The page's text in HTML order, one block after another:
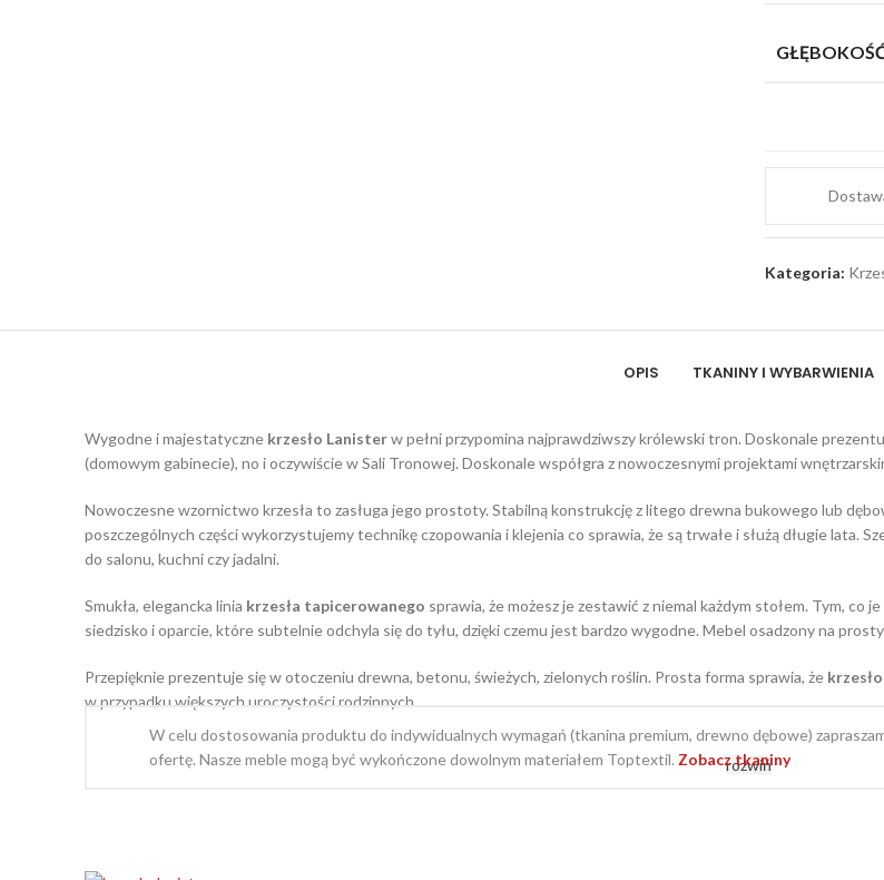
Kategoria:
OPIS TKANINY I WYBARWIENIA
Wygodne i majestatyczne krzesło Lanisterw pełni przypomina najprawdziwszy królewski tron. Doskonale
(domowym gabinecie), no i oczywiście w Sali Tronowej. Doskonale współgra z nowoczesnymi projektami
Nowoczesne wzornictwo krzesła to zasługa jego prostoty. Stabilną konstrukcję z litego drewna bukowego lub
poszczególnych części wykorzystujemy technikę czopowania i klejenia co sprawia, że są trwałe i służą długie lata.
do salonu, kuchni czy jadalni.
Smukła, elegancka linia krzesła tapicerowanego sprawia, że możesz je zestawić z niemal każdym stołem. Tym,
siedzisko i oparcie, które subtelnie odchyla się do tyłu, dzięki czemu jest bardzo wygodne. Mebel osadzony na
Przepięknie prezentuje się w otoczeniu drewna, betonu, świeżych, zielonych roślin. Prosta forma sprawia, że
w przypadku większych uroczystości rodzinnych.
rozwiń
W celu dostosowania produktu do indywidualnych wymagań (tkanina premium, drewno dębowe)
ofertę. Nasze meble mogą być wykończone dowolnym materiałem Toptextil. Zobacz tkaniny